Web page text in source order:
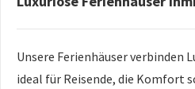
Unsere Ferienhäuser verbinden
ideal für Reisende, die Komfort